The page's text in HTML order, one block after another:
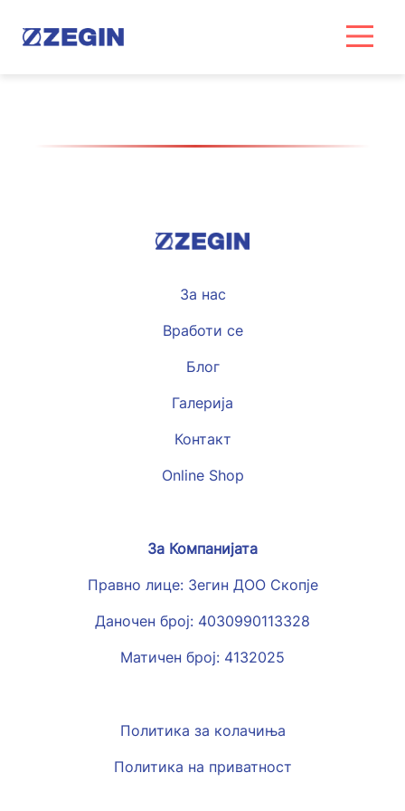
За нас
Вработи се
Блог
Галерија
Контакт
Online Shop
Политика за колачиња
Политика на приватност
За Компанијата
Правно лице: Зегин ДОО Скопје
Даночен број: 4030990113328
Матичен број: 4132025